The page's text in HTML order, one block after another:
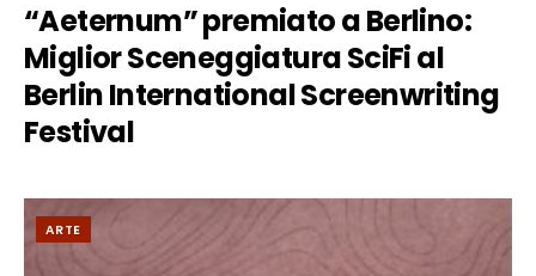
“Aeternum” premiato a Berlino:
Miglior Sceneggiatura SciFi al
Berlin International Screenwriting
Festival
ARTE